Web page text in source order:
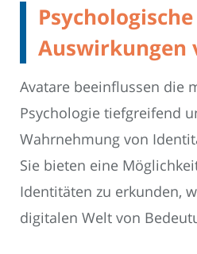
Psychologische
Auswirkungen
Avatare beeinflussen die
Psychologie tiefgreifend
Wahrnehmung von
Sie bieten eine
Identitäten zu erkunden,
digitalen Welt von